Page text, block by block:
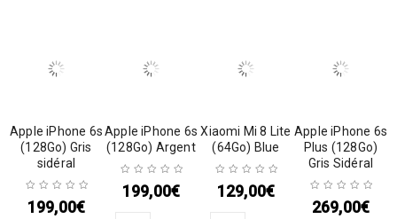
Apple iPhone 6s
(128Go) Gris
sidéral
199,00€
Apple iPhone 6s
(128Go) Argent
199,00€
Xiaomi Mi 8 Lite
(64Go) Blue
129,00€
Apple iPhone 6s
Plus (128Go)
Gris Sidéral
269,00€